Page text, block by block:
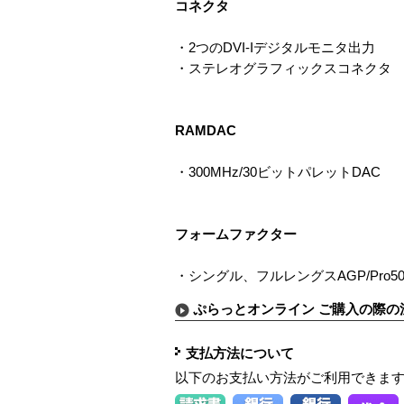
コネクタ
・2つのDVI-Iデジタルモニタ出力
・ステレオグラフィックスコネクタ
RAMDAC
・300MHz/30ビットパレットDAC
フォームファクター
・シングル、フルレングスAGP/
ぷらっとオンライン ご購入の際の
支払方法について
以下のお支払い方法がご利用できます